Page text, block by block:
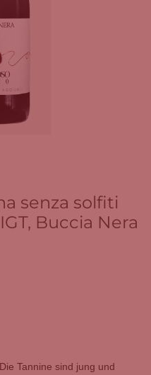
senza solfiti
Buccia Nera
Tannine sind jung und